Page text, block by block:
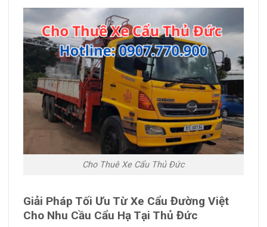
Cho Thuê Xe Cẩu Thủ Đức
Giải Pháp Tối Ưu TừXe Cẩu Đường Việt
Cho Nhu Cầu Cẩu Hạ Tại Thủ Đức